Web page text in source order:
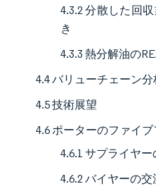
4.3.2 分散した回
き
4.3.3 熱分解油の
4.4 バリューチェーン分
4.5 技術展望
4.6 ポーターのファイブ
4.6.1 サプライヤー
4.6.2 バイヤーの交